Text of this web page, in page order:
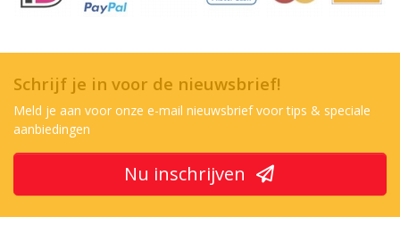
Schrijf je in voor de nieuwsbrief!
Meld je aan voor onze e-mail nieuwsbrief voor tips & speciale
aanbiedingen
Nu inschrijven